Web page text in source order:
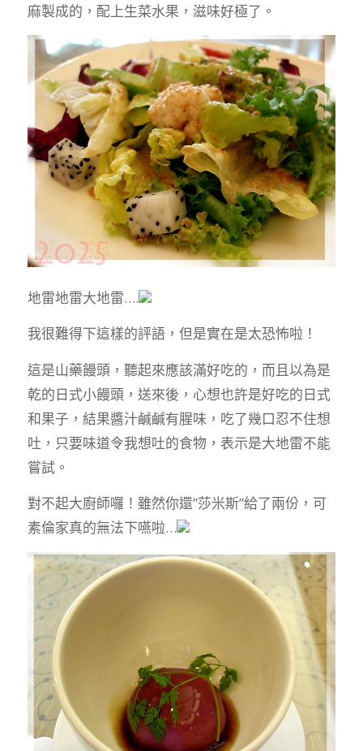
麻製成的，配上生菜水果，滋味好極了。
地雷地雷大地雷….
我很難得下這樣的評語，但是實在是太恐怖啦！
這是山藥饅頭，聽起來應該滿好吃的，而且以為是
乾的日式小饅頭，送來後，心想也許是好吃的日式
和果子，結果醬汁鹹鹹有腥味，吃了幾口忍不住想
吐，只要味道令我想吐的食物，表示是大地雷不能
嘗試。
對不起大廚師囉！雖然你還”莎米斯”給了兩份，可
素倫家真的無法下嚥啦…